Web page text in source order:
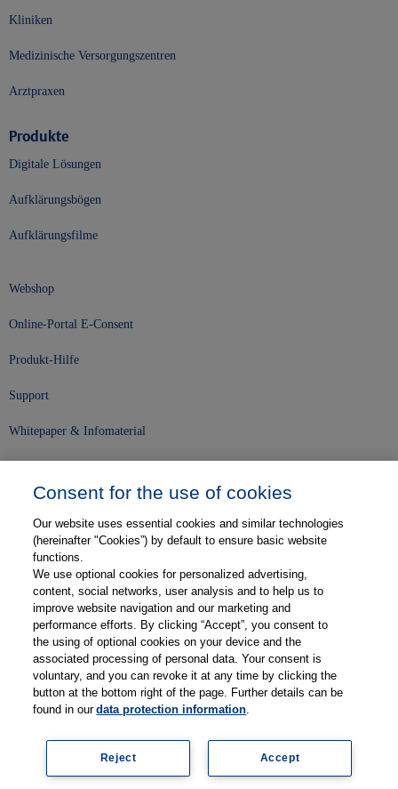
Kliniken
Medizinische Versorgungszentren
Arztpraxen
Produkte
Digitale Lösungen
Aufklärungsbögen
Aufklärungsfilme
Webshop
Online-Portal E-Consent
Produkt-Hilfe
Support
Whitepaper & Infomaterial
Karriere
Kontakt
Web-Semniare
Anwenderberichte
Partner
Impressum Datenschutz Kontakt AGB
Consent for the use of cookies
Our website uses essential cookies and similar technologies
(hereinafter "Cookies”) by default to ensure basic website
functions.
We use optional cookies for personalized advertising,
content, social networks, user analysis and to help us to
improve website navigation and our marketing and
performance efforts. By clicking “Accept”, you consent to
the using of optional cookies on your device and the
associated processing of personal data. Your consent is
voluntary, and you can revoke it at any time by clicking the
button at the bottom right of the page. Further details can be
found in ourdata protection information.
Accept
Reject